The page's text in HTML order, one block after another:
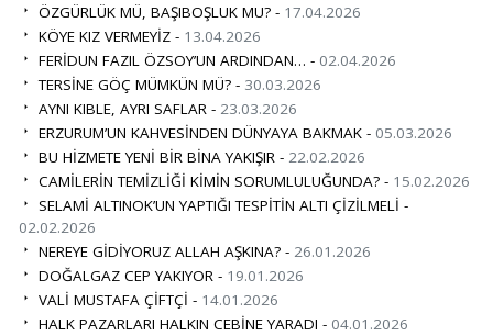
ÖZGÜRLÜK MÜ, BAŞIBOŞLUK MU? - 17.04.2026
KÖYE KIZ VERMEYİZ - 13.04.2026
FERİDUN FAZIL ÖZSOY’UN ARDINDAN… - 02.04.2026
TERSİNE GÖÇ MÜMKÜN MÜ? - 30.03.2026
AYNI KIBLE, AYRI SAFLAR - 23.03.2026
ERZURUM’UN KAHVESİNDEN DÜNYAYA BAKMAK - 05.03.2026
BU HİZMETE YENİ BİR BİNA YAKIŞIR - 22.02.2026
CAMİLERİN TEMİZLİĞİ KİMİN SORUMLULUĞUNDA? - 15.02.2026
SELAMİ ALTINOK’UN YAPTIĞI TESPİTİN ALTI ÇİZİLMELİ -
02.02.2026
NEREYE GİDİYORUZ ALLAH AŞKINA? - 26.01.2026
DOĞALGAZ CEP YAKIYOR - 19.01.2026
VALİ MUSTAFA ÇİFTÇİ - 14.01.2026
HALK PAZARLARI HALKIN CEBİNE YARADI - 04.01.2026